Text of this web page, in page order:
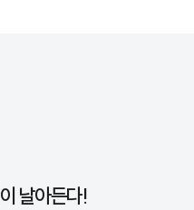
날아든다!